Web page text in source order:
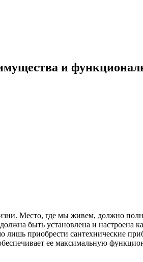
и
Место, где мы живем, должно
быть установлена и настроена
приобрести сантехнические
ее максимальную